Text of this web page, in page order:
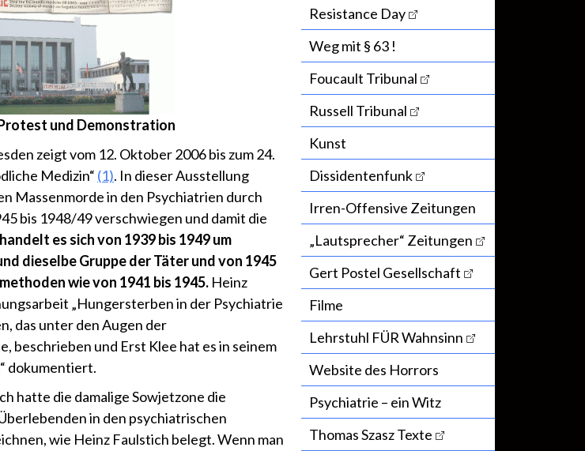
und Demonstration
zeigt vom 12. Oktober 2006 bis zum 24.
Medizin“ (1). In dieser Ausstellung
Massenmorde in den Psychiatrien durch
bis 1948/49 verschwiegen und damit die
es sich von 1939 bis 1949 um
dieselbe Gruppe der Täter und von 1945
wie von 1941 bis 1945. Heinz
„Hungersterben in der Psychiatrie
das unter den Augen der
beschrieben und Erst Klee hat es in seinem
dokumentiert.
hatte die damalige Sowjetzone die
in den psychiatrischen
wie Heinz Faulstich belegt. Wenn man
Resistance Day
Weg mit § 63 !
Foucault Tribunal
Russell Tribunal
Kunst
Dissidentenfunk
Irren-Offensive Zeitungen
„Lautsprecher“ Zeitungen
Gert Postel Gesellschaft
Filme
Lehrstuhl FÜR Wahnsinn
Website des Horrors
Psychiatrie – ein Witz
Thomas Szasz Texte